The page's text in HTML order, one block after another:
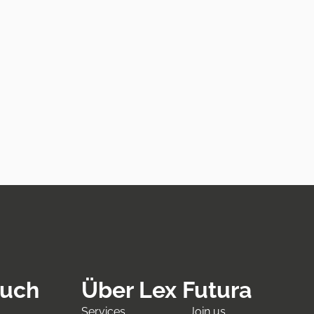
Über Lex Futura